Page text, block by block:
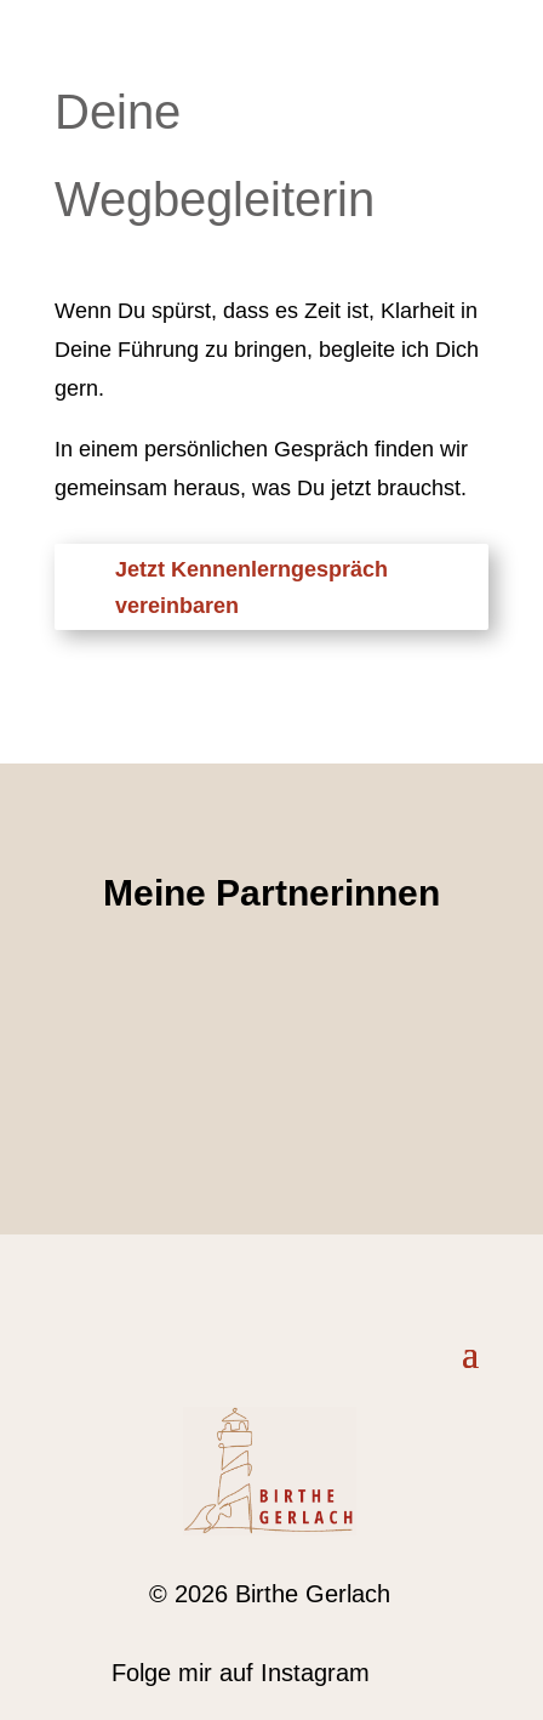
Deine
Wegbegleiterin
Wenn Du spürst, dass es Zeit ist, Klarheit in
Deine Führung zu bringen, begleite ich Dich
gern.
In einem persönlichen Gespräch finden wir
gemeinsam heraus, was Du jetzt brauchst.
Jetzt Kennenlerngespräch
vereinbaren
Meine Partnerinnen
© 2026 Birthe Gerlach
Folge mir auf Instagram